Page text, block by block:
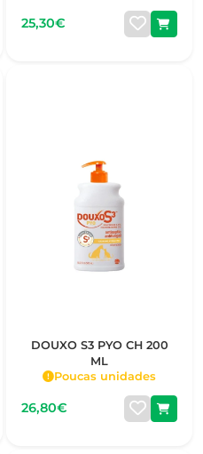
25,30€
DOUXO S3 PYO CH 200
ML
Poucas unidades
26,80€